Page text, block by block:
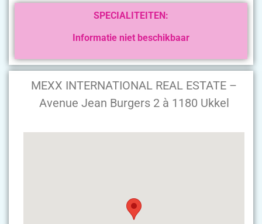
MEXX INTERNATIONAL REAL ESTATE –
Avenue Jean Burgers 2 à 1180 Ukkel
SPECIALITEITEN:
Informatie niet beschikbaar